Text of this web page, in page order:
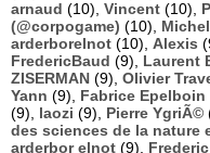
arnaud (10), Vincent (10),
(@corpogame) (10),
arderborelnot (10), Alexis
FredericBaud (9), Laurent
ZISERMAN (9), Olivier
Yann (9), Fabrice Epelboin
(9), laozi (9), Pierre YgriÃ©
des sciences de la nature
arderbor elnot (9), Frederic